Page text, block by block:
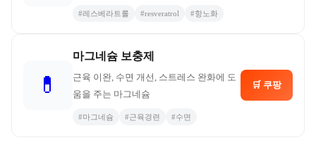
#레스베라트롤 #resveratrol #항노화
💊
마그네슘 보충제
근육 이완, 수면 개선, 스트레스 완화에 도
움을 주는 마그네슘
#마그네슘 #근육경련 #수면
🛒 쿠팡